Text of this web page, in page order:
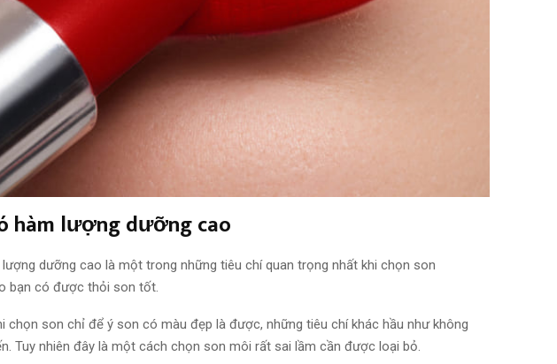
hàm lượng dưỡng cao
dưỡng cao là một trong những tiêu chíquan trọng nhất khi chọn son
bạn có được thỏi son tốt.
chọn son chỉ để ý son có màu đẹp là được, những tiêu chí khác hầu nhưkhông
Tuy nhiên đây là một cách chọn son môi rất sai lầm cần được loại bỏ.